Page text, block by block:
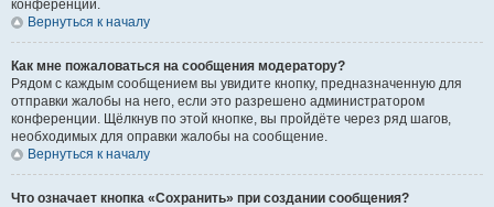
конференции.
Вернуться к началу
Как мне пожаловаться на сообщения модератору?
Рядом с каждым сообщением вы увидите кнопку, предназначенную для
отправки жалобы на него, если это разрешено администратором
конференции. Щёлкнув по этой кнопке, вы пройдёте через ряд шагов,
необходимых для оправки жалобы на сообщение.
Вернуться к началу
Что означает кнопка «Сохранить» при создании сообщения?